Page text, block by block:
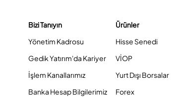
Bizi Tanıyın
Yönetim Kadrosu
Gedik Yatırım'da Kariyer
İşlem Kanallarımız
Banka Hesap Bilgilerimiz
Ürünler
Hisse Senedi
VİOP
Yurt Dışı Borsalar
Forex